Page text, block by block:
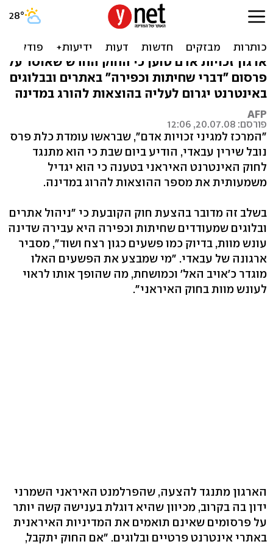
מחאה באיראן: חוק נגד
בלוגים יגרור עונשי מוות
ארגון זכויות אדם טוען כי החוק החדש שאוסר על
פרסום "דברי שחיתות וכפירה" באתרים ובבלוגים
באינטרנט יגרום לעליה בהוצאות להורג במדינה
AFP
פורסם: 20.07.08, 12:06
"המרכז למגיני זכויות אדם", שבראשו עומדת כלת פרס
נובל שירין עבאדי, הודיע ביום שבת כי הוא מתנגד
לחוק האינטרנט האיראני בטענה כי הוא יגדיל
משמעותית את מספר ההוצאות להרוג במדינה.
בשלב זה מדובר בהצעת חוק הקובעת כי "ניהול אתרים
ובלוגים שמעודדים שחיתות וכפירה היא עבירה שדינה
עונש מוות, בדיוק כמו פשעים כגון רצח ושוד", מסביר
ארגונה של עבאדי. "מי שמבצע את הפשעים האלו
מוגדר כ'אויב האל' וכמושחת, מה שהופך אותו לראוי
לעונש מוות בחוק האיראני".
הארגון מתנגד להצעה, שהפרלמנט האיראני השמרני
ידון בה בקרוב, מכיוון שהיא דוגלת בענישה קשה יותר
על פרסומים שאינם תואמים את המדיניות האיראנית
באתרי אינטרנט פרטיים ובלוגים. "אם החוק יתקבל,